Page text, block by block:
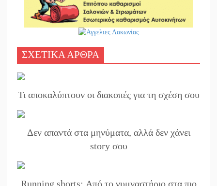
ΣΧΕΤΙΚΑ ΑΡΘΡΑ
Τι αποκαλύπτουν οι διακοπές για τη σχέση σου
Δεν απαντά στα μηνύματα, αλλά δεν χάνει
story σου
Running shorts: Από το γυμναστήριο στα πιο